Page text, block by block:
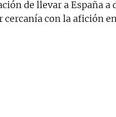
de llevar a España
cercanía con la afición